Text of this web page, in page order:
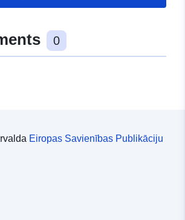
0
Eiropas Savienības Publikāciju